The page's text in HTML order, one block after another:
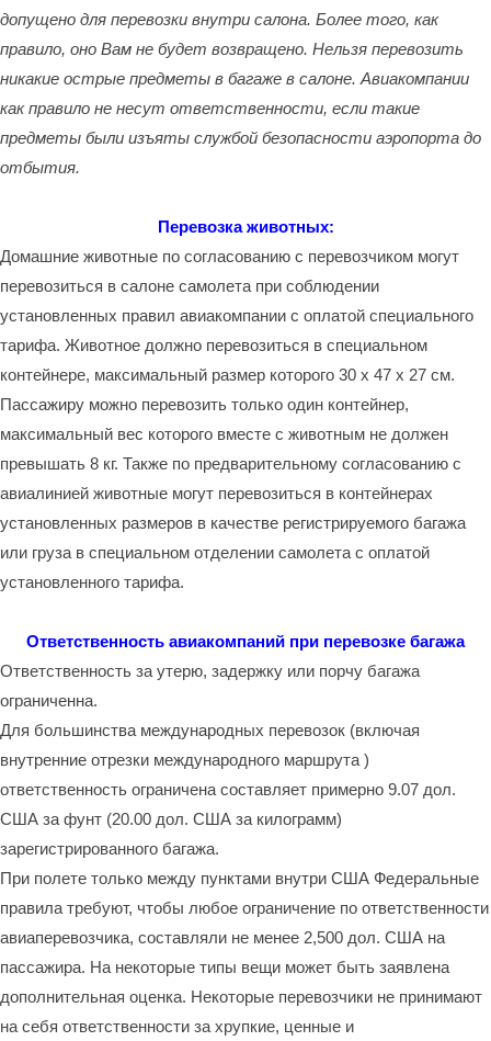
допущено для перевозки внутри салона. Более того, как
правило, оно Вам не будет возвращено. Нельзя перевозить
никакие острые предметы в багаже в салоне. Авиакомпании
как правило не несут ответственности, если такие
предметы были изъяты службой безопасности аэропорта до
отбытия.
Перевозка животных:
Домашние животные по согласованию с перевозчиком могут
перевозиться в салоне самолета при соблюдении
установленных правил авиакомпании с оплатой специального
тарифа. Животное должно перевозиться в специальном
контейнере, максимальный размер которого 30 x 47 x 27 см.
Пассажиру можно перевозить только один контейнер,
максимальный вес которого вместе с животным не должен
превышать 8 кг. Также по предварительному согласованию с
авиалинией животные могут перевозиться в контейнерах
установленных размеров в качестве регистрируемого багажа
или груза в специальном отделении самолета с оплатой
установленного тарифа.
Ответственность авиакомпаний при перевозке багажа
Ответственность за утерю, задержку или порчу багажа
ограниченна.
Для большинства международных перевозок (включая
внутренние отрезки международного маршрута )
ответственность ограничена составляет примерно 9.07 дол.
США за фунт (20.00 дол. США за килограмм)
зарегистрированного багажа.
При полете только между пунктами внутри США Федеральные
правила требуют, чтобы любое ограничение по ответственности
авиаперевозчика, составляли не менее 2,500 дол. США на
пассажира. На некоторые типы вещи может быть заявлена
дополнительная оценка. Некоторые перевозчики не принимают
на себя ответственности за хрупкие, ценные и